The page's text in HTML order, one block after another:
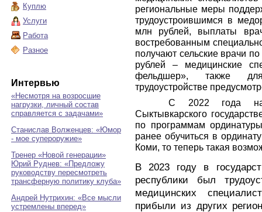
Куплю
Услуги
Работа
Разное
Интервью
«Несмотря на возросшие
нагрузки, личный состав
справляется с задачами»
Станислав Волженцев: «Юмор
- мое супероружие»
Тренер «Новой генерации»
Юрий Руднев: «Предложу
руководству пересмотреть
трансферную политику клуба»
Андрей Нутрихин: «Все мысли
устремлены вперед»
региональные меры
трудоустроившимся в
млн рублей, выплаты
востребованным
получают сельские врачи
рублей – медицинские
фельдшер», также
трудоустройстве
С 2022 года на
Сыктывкарского
по программам
ранее обучиться в
Коми, то теперь такая
В 2023 году в
республики был
медицинских
прибыли из других